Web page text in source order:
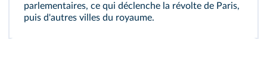
parlementaires, ce qui déclenche la révolte de Paris,
puis d'autres villes du royaume.